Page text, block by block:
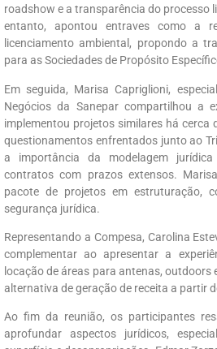
roadshow e a transparência do processo
entanto, apontou entraves como a
licenciamento ambiental, propondo a
para as Sociedades de Propósito
Em seguida, Marisa Capriglioni,
Negócios da Sanepar compartilhou a
implementou projetos similares há cerca
questionamentos enfrentados junto ao
a importância da modelagem
contratos com prazos extensos.
pacote de projetos em estruturação,
segurança jurídica.
Representando a Compesa, Carolina
complementar ao apresentar a
locação de áreas para antenas,
alternativa de geração de receita a partir
Ao fim da reunião, os participantes
aprofundar aspectos jurídicos,